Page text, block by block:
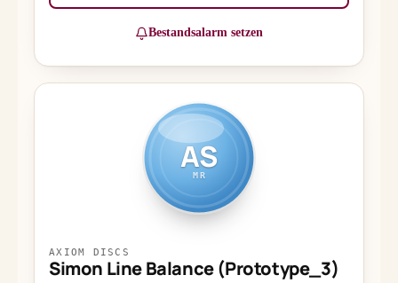
Bestandsalarm setzen
AS
MR
AXIOM DISCS
Simon Line Balance (Prototype_3)